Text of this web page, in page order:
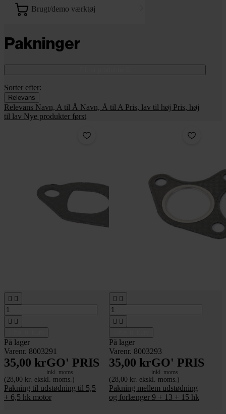
brugt/demo værktøj
Pakninger
Sorter efter:
Relevans
Relevans Navn, A til Å Navn, Å til A Pris, lav til høj Pris, høj
til lav Nye produkter først
 
 
På lager
Varenr. 8003291
35,00 krGO' PRIS
inkl. moms
(28,00 kr. ekskl. moms.)
Pakning til udstødning til 5,5
+ 6,5 hk motor
 
 
På lager
Varenr. 8003293
35,00 krGO' PRIS
inkl. moms
(28,00 kr. ekskl. moms.)
Pakning mellem udstødning
og forlænger 9 + 13 + 15 hk